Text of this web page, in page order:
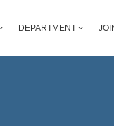
DEPARTMENT